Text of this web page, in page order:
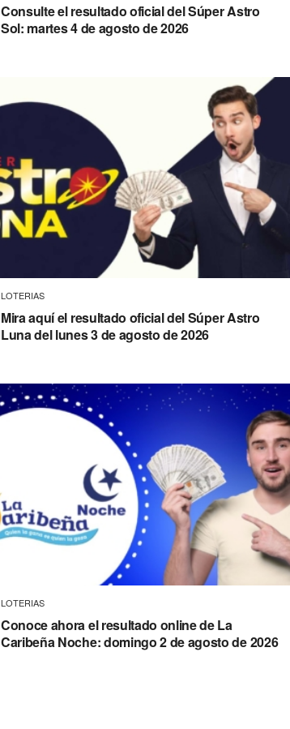
Consulte el resultado oficial del Súper Astro
Sol: martes 4 de agosto de 2026
LOTERIAS
Mira aquí el resultado oficial del Súper Astro
Luna del lunes 3 de agosto de 2026
LOTERIAS
Conoce ahora el resultado online de La
Caribeña Noche: domingo 2 de agosto de 2026